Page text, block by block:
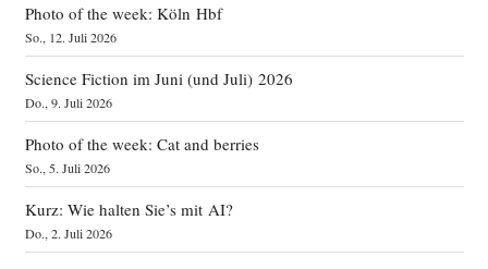
Photo of the week: Köln Hbf
So., 12. Juli 2026
Science Fiction im Juni (und Juli) 2026
Do., 9. Juli 2026
Photo of the week: Cat and berries
So., 5. Juli 2026
Kurz: Wie halten Sie’s mit AI?
Do., 2. Juli 2026